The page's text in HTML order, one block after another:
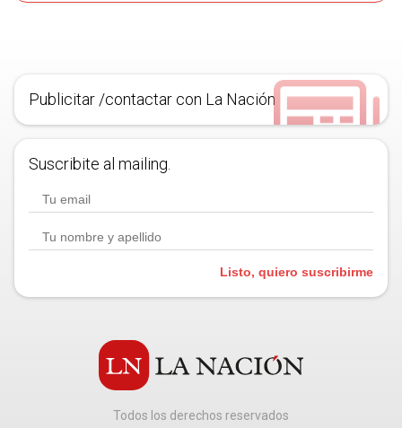
Publicitar /contactar con La Nación
Suscribite al mailing.
Listo, quiero suscribirme
Todos los derechos reservados